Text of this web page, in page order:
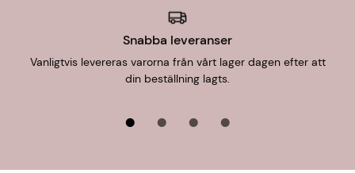
Snabba leveranser
Vanligtvis levereras varorna från vårt lager dagen efter att
din beställning lagts.